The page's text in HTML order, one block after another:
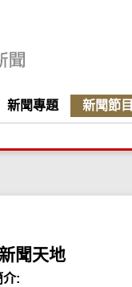
新聞專題 新聞節目
聞天地
介: